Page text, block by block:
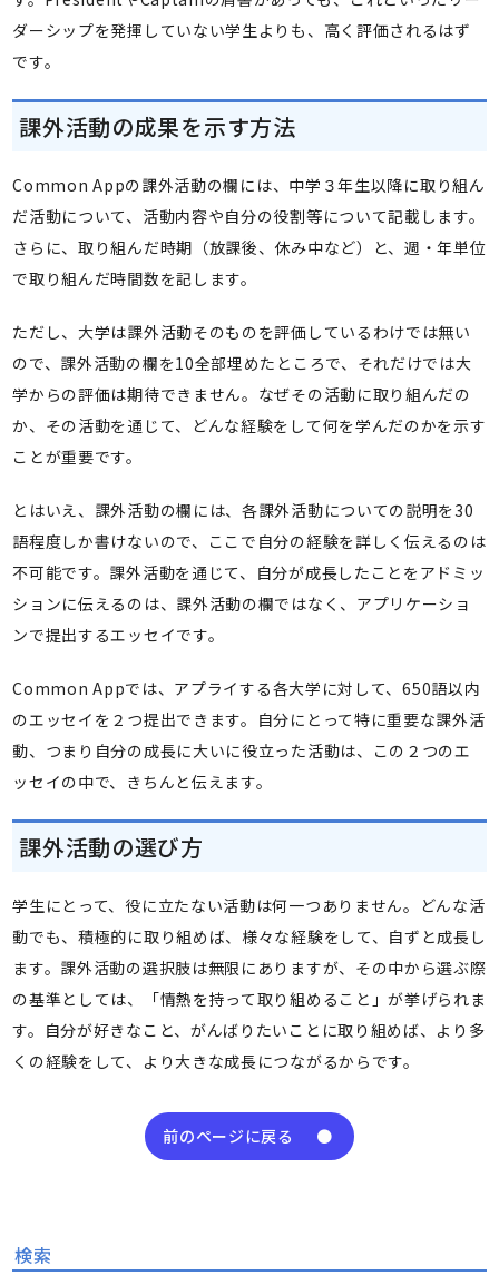
検索
ダーシップを発揮していない学生よりも、高く評価されるはず
です。
課外活動の成果を示す方法
Common Appの課外活動の欄には、中学３年生以降に取り組ん
だ活動について、活動内容や自分の役割等について記載します。
さらに、取り組んだ時期（放課後、休み中など）と、週・年単位
で取り組んだ時間数を記します。
ただし、大学は課外活動そのものを評価しているわけでは無い
ので、課外活動の欄を10全部埋めたところで、それだけでは大
学からの評価は期待できません。なぜその活動に取り組んだの
か、その活動を通じて、どんな経験をして何を学んだのかを示す
ことが重要です。
とはいえ、課外活動の欄には、各課外活動についての説明を30
語程度しか書けないので、ここで自分の経験を詳しく伝えるのは
不可能です。課外活動を通じて、自分が成長したことをアドミッ
ションに伝えるのは、課外活動の欄ではなく、アプリケーショ
ンで提出するエッセイです。
Common Appでは、アプライする各大学に対して、650語以内
のエッセイを２つ提出できます。自分にとって特に重要な課外活
動、つまり自分の成長に大いに役立った活動は、この２つのエ
ッセイの中で、きちんと伝えます。
課外活動の選び方
学生にとって、役に立たない活動は何一つありません。どんな活
動でも、積極的に取り組めば、様々な経験をして、自ずと成長し
ます。課外活動の選択肢は無限にありますが、その中から選ぶ際
の基準としては、「情熱を持って取り組めること」が挙げられま
す。自分が好きなこと、がんばりたいことに取り組めば、より多
くの経験をして、より大きな成長につながるからです。
前のページに戻る